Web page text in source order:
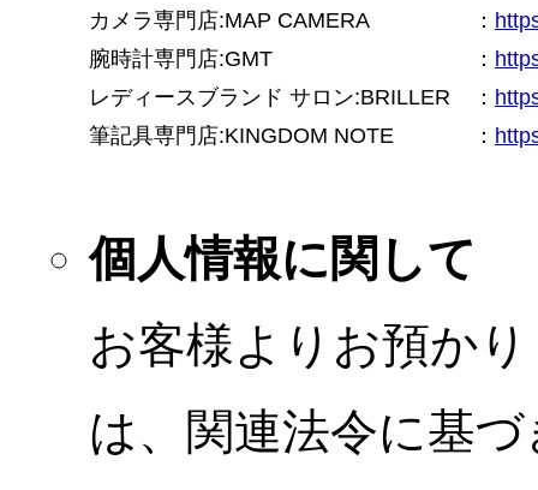
カメラ専門店:MAP CAMERA ：
腕時計専門店:GMT
：
レディースブランド サロン:BRILLER
：
筆記具専門店:KINGDOM NOTE
：
個人情報に関して
お客様よりお預か
は、関連法令に基